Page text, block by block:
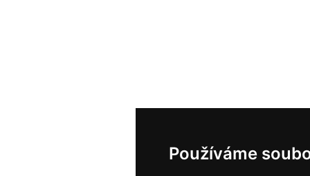
Používáme